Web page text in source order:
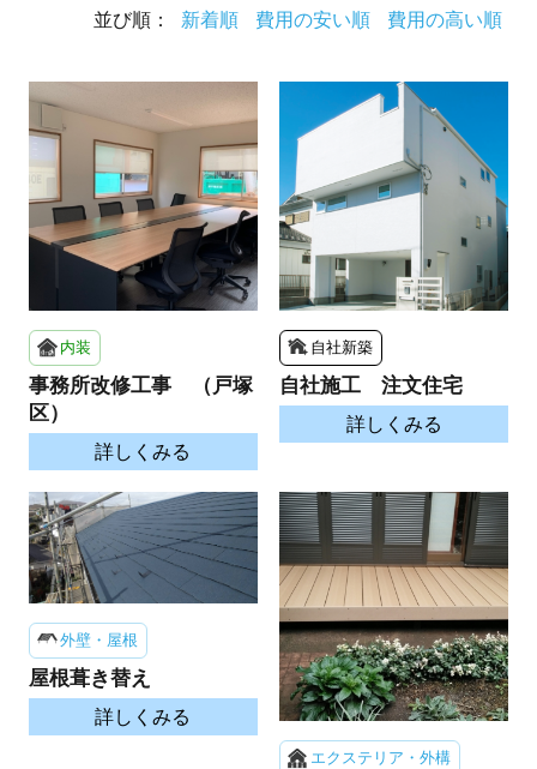
並び順： 新着順 費用の安い順 費用の高い順
内装
事務所改修工事 （戸塚
区）
詳しくみる
自社新築
自社施工 注文住宅
詳しくみる
外壁・屋根
屋根葺き替え
詳しくみる
エクステリア・外構